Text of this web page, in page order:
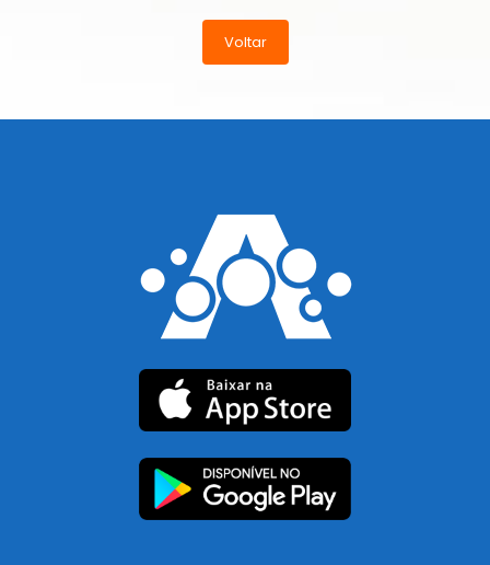
Voltar